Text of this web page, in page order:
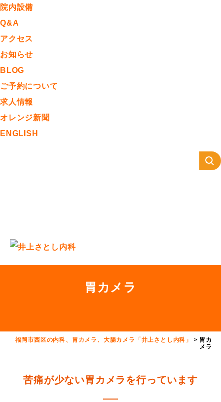
院内設備
Q&A
アクセス
お知らせ
BLOG
ご予約について
求人情報
オレンジ新聞
ENGLISH
胃カメラ
福岡市西区の内科、胃カメラ、大腸カメラ「井上さとし内科」 > 胃カ
メラ
苦痛が少ない胃カメラを行っています